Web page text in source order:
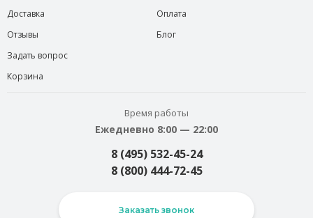
Доставка
Отзывы
Задать вопрос
Корзина
Оплата
Блог
Время работы
Ежедневно 8:00 — 22:00
8 (495) 532-45-24
8 (800) 444-72-45
Заказать звонок